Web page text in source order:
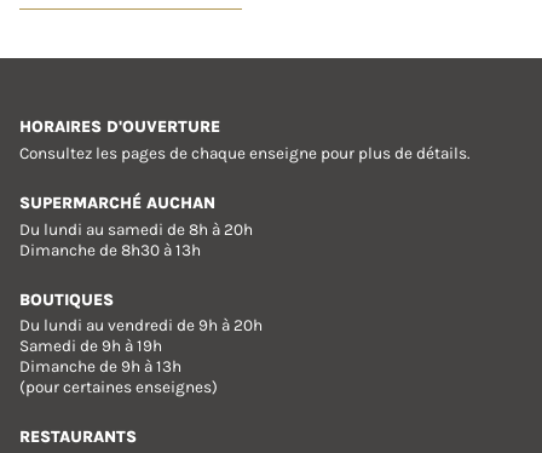
HORAIRES D'OUVERTURE
Consultez les pages de chaque enseigne pour plus de détails.
SUPERMARCHÉ AUCHAN
Du lundi au samedi de 8h à 20h
Dimanche de 8h30 à 13h
BOUTIQUES
Du lundi au vendredi de 9h à 20h
Samedi de 9h à 19h
Dimanche de 9h à 13h
(pour certaines enseignes)
RESTAURANTS